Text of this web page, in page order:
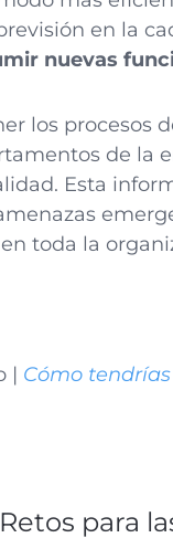
en la
nuevas
los procesos
de la
Esta
en toda la
| Cómo
para